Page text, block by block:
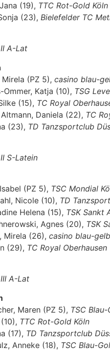
(19), TTC Rot-Gold Köln
(23), Bielefelder TC
A-Lat
(PZ 5), casino blau-
Katja (10), TSG
(15), TC Royal
Daniela (22), TC
(23), TD Tanzsportclub
S-Latein
(PZ 5), TSC Mondial
Nicole (10), TD
Helena (15), TSK Sankt
Agnes (20), TSK
Mirela (26), casino blau-
(29), TC Royal Oberhausen
A-Lat
Maren (PZ 5), TSC
TTC Rot-Gold Köln
(17), TD Tanzsportclub
Anneke (18), TSC Blau-